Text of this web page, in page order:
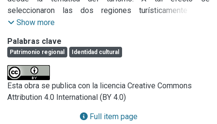
seleccionaron las dos regiones turísticamente más
convocantes de la Provincia de La Rioja: 1- La Región del
particular para su estudio, Las ruinas de Casa del Caudillo
Federal, Felipe Varela y; 2- La Región del Valle del
Famatina, en donde se seleccionó como objeto de estudio
el Cable Carril, antiguo sistema de traslado de mineral
construido a principios del siglo XX. Se plateó como
hipótesis que el desarrollo turístico puede convertirse a la
vez de su fin económico en un agente impulsor de
Show more
Palabras clave
Patrimonio regional Identidad cultural
Esta obra se publica con la licencia Creative Commons
Attribution 4.0 International (BY 4.0)
Full item page